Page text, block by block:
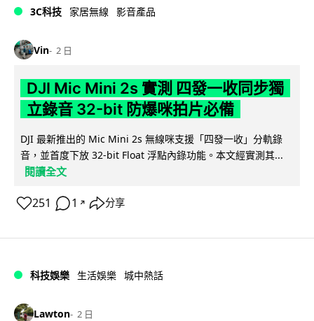
3C科技 家居無線 影音產品
Vin 2 日
DJI Mic Mini 2s 實測 四發一收同步獨
立錄音 32-bit 防爆咪拍片必備
DJI 最新推出的 Mic Mini 2s 無線咪支援「四發一收」分軌錄
音，並首度下放 32-bit Float 浮點內錄功能。本文經實測其...
閱讀全文
251 1 ↗ 分享
科技娛樂 生活娛樂 城中熱話
Lawton 2 日